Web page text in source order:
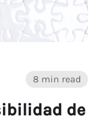
8 min read
de